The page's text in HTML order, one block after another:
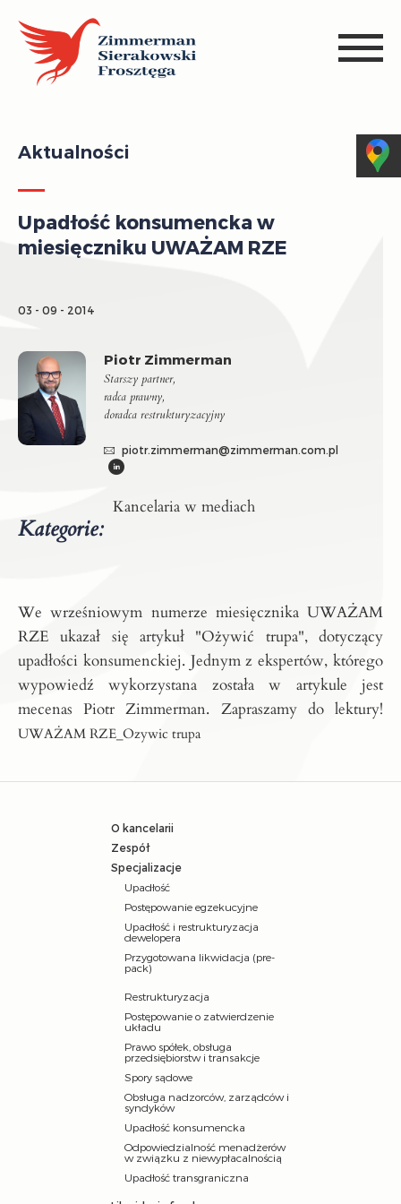
Aktualności
Upadłość konsumencka w
miesięczniku UWAŻAM RZE
03 - 09 - 2014
Piotr Zimmerman
Starszy partner,
radca prawny,
doradca restrukturyzacyjny
piotr.zimmerman@zimmerman.com.pl
Kategorie:
Kancelaria w mediach
We wrześniowym numerze miesięcznika UWAŻAM
RZE ukazał się artykuł "Ożywić trupa", dotyczący
upadłości konsumenckiej. Jednym z ekspertów, którego
wypowiedź wykorzystana została w artykule jest
mecenas Piotr Zimmerman. Zapraszamy do lektury!
UWAŻAM RZE_Ozywic trupa
O kancelarii
Zespół
Specjalizacje
Upadłość
Postępowanie egzekucyjne
Upadłość i restrukturyzacja
dewelopera
Przygotowana likwidacja (pre-
pack)
Restrukturyzacja
Postępowanie o zatwierdzenie
układu
Prawo spółek, obsługa
przedsiębiorstw i transakcje
Spory sądowe
Obsługa nadzorców, zarządców i
syndyków
Upadłość konsumencka
Odpowiedzialność menadżerów
w związku z niewypłacalnością
Upadłość transgraniczna